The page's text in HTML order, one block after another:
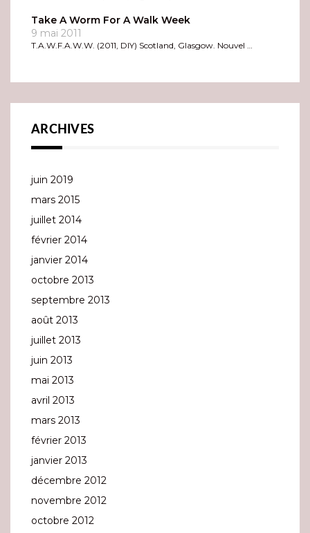
Take A Worm For A Walk Week
9 mai 2011
T.A.W.F.A.W.W. (2011, DIY) Scotland, Glasgow. Nouvel …
ARCHIVES
juin 2019
mars 2015
juillet 2014
février 2014
janvier 2014
octobre 2013
septembre 2013
août 2013
juillet 2013
juin 2013
mai 2013
avril 2013
mars 2013
février 2013
janvier 2013
décembre 2012
novembre 2012
octobre 2012